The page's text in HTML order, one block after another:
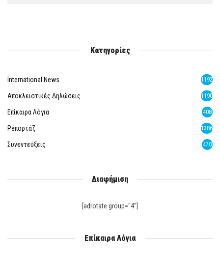
Κατηγορίες
International News 1192
Αποκλειστικές Δηλώσεις 1190
Επίκαιρα Λόγια 408
Ρεπορτάζ 1386
Συνεντεύξεις 470
Διαφήμιση
[adrotate group="4"]
Επίκαιρα Λόγια